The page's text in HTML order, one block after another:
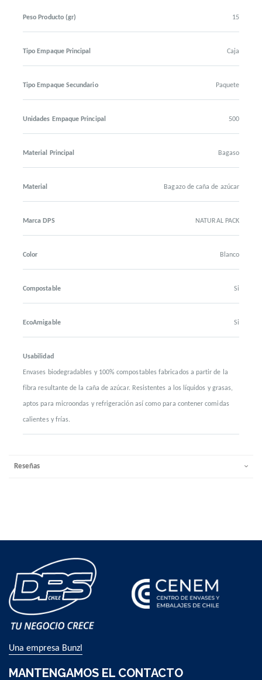
Peso Producto (gr) 15
Tipo Empaque Principal Caja
Tipo Empaque Secundario Paquete
Unidades Empaque Principal 500
Material Principal Bagaso
Material Bagazo de caña de azúcar
Marca DPS NATURAL PACK
Color Blanco
Compostable Si
EcoAmigable Si
Usabilidad
Envases biodegradables y 100% compostables fabricados a partir de la
fibra resultante de la caña de azúcar. Resistentes a los líquidos y grasas,
aptos para microondas y refrigeración así como para contener comidas
calientes y frías.
Reseñas
Una empresa Bunzl
MANTENGAMOS EL CONTACTO